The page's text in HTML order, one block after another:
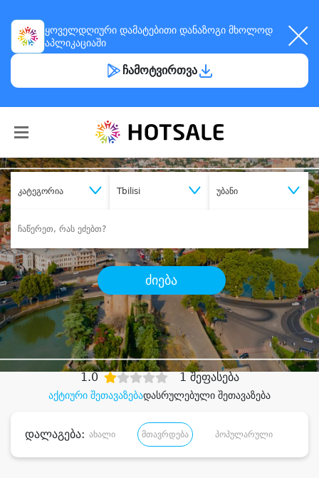
ყოველდღიური დამატებითი დანაზოგი მხოლოდ
აპლიკაციაში
ჩამოტვირთვა
კატეგორია Tbilisi უბანი
ძიება
შეიძინესასურველი მომსახურება
დიდი დანაზოგით
აქტიური შეთავაზებადასრულებული შეთავაზება
1.0 1 შეფასება
დალაგება: ახალი მთავრდება პოპულარული